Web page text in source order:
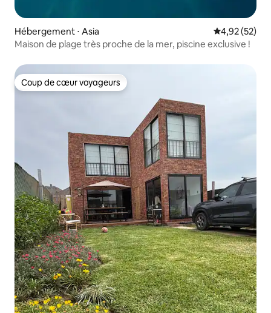
Hébergement ⋅ Asia Évaluation
4,92 (52)
Maison de plage très proche de la mer, piscine exclusive !
Coup de cœur voyageurs
Coup de cœur voyageurs